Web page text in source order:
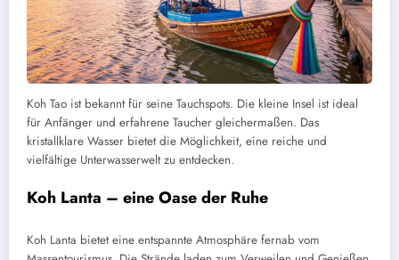
Koh Tao ist bekannt für seine Tauchspots. Die kleine Insel ist ideal
für Anfänger und erfahrene Taucher gleichermaßen. Das
kristallklare Wasser bietet die Möglichkeit, eine reiche und
vielfältige Unterwasserwelt zu entdecken.
Koh Lanta – eine Oase der Ruhe
Koh Lanta bietet eine entspannte Atmosphäre fernab vom